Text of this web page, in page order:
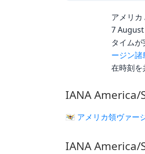
アメリ
7 August
タイム
ージン諸
在時刻を
IANA America/
🇻🇮 アメリカ領ヴァー
IANA America/